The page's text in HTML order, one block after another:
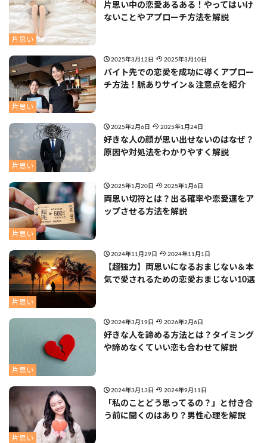
片思い
片思い中の恋愛あるある！やってはいけ
ないことやアプローチ方法を解説
片思い
2025年3月12日 2025年3月10日
バイト先での恋愛を成功に導くアプロー
チ方法！脈ありサイン＆注意点を紹介
片思い
2025年2月6日 2025年1月24日
好きな人の顔が思い出せないのはなぜ？
原因や対処法をわかりやすく解説
片思い
2025年1月20日 2025年1月6日
両思い切符とは？出る確率や恋愛運をア
ップさせる方法を解説
片思い
2024年11月29日 2024年11月1日
【超強力】両思いになるおまじない＆本
気で愛されるための恋愛おまじない10選
片思い
2024年3月19日 2026年2月6日
好きな人を諦める方法とは？タイミング
や諦めなくていい恋も合わせて解説
片思い
2024年3月13日 2024年9月11日
「私のことどう思ってるの？」と付き合
う前に聞くのはあり？男性心理を解説